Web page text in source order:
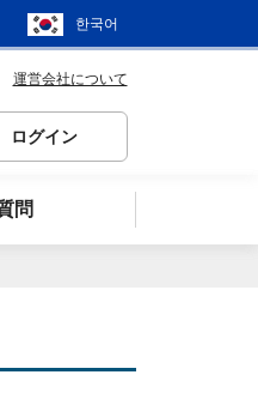
한국어
運営会社について
ログイン
問